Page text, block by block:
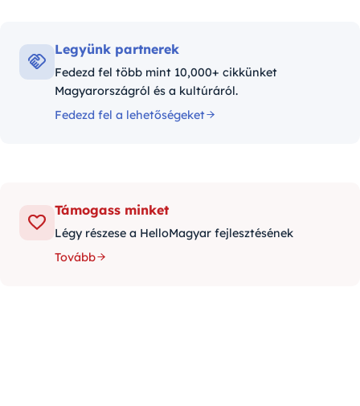
Legyünk partnerek
Fedezd fel több mint 10,000+ cikkünket
Magyarországról és a kultúráról.
Fedezd fel a lehetőségeket
Támogass minket
Légy részese a HelloMagyar fejlesztésének
Tovább